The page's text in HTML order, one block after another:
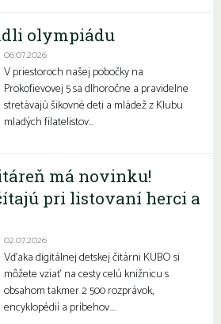
olympiádu
06.07.2026
V priestoroch našej pobočky na
Prokofievovej 5 sa dlhoročne a pravidelne
stretávajú šikovné deti a mládež z Klubu
mladých filatelistov…
má novinku!
pri listovaní herci a
02.07.2026
Vďaka digitálnej detskej čitárni KUBO si
môžete vziať na cesty celú knižnicu s
obsahom takmer 2 500 rozprávok,
encyklopédií a príbehov….